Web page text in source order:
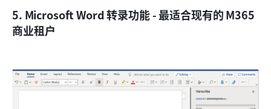
5. Microsoft Word 转录功能 - 最适合现有的 M365
商业租户